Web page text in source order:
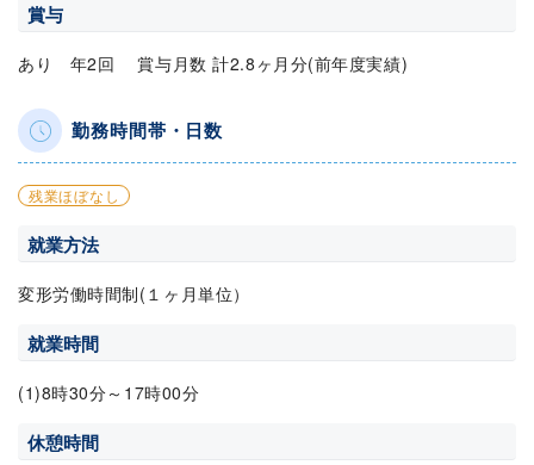
賞与
あり 年2回 賞与月数 計2.8ヶ月分(前年度実績)
勤務時間帯・日数
残業ほぼなし
就業方法
変形労働時間制(１ヶ月単位）
就業時間
(1)8時30分～17時00分
休憩時間